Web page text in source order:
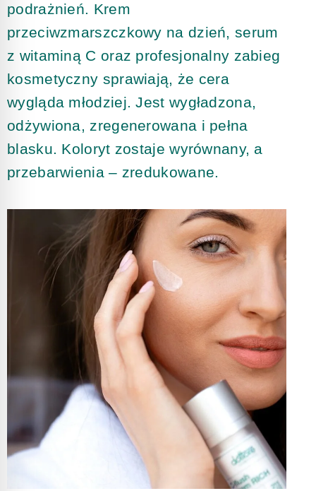
podrażnień. Krem
przeciwzmarszczkowy na dzień, serum
z witaminą C oraz profesjonalny zabieg
kosmetyczny sprawiają, że cera
wygląda młodziej. Jest wygładzona,
odżywiona, zregenerowana i pełna
blasku. Koloryt zostaje wyrównany, a
przebarwienia – zredukowane.